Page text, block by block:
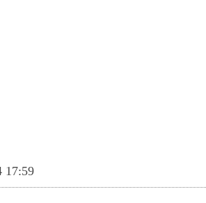
17:59